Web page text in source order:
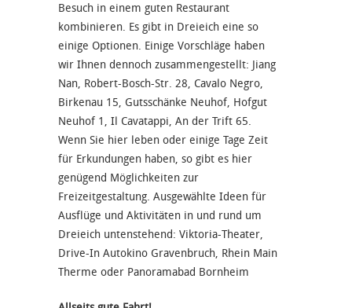
Besuch in einem guten Restaurant
kombinieren. Es gibt in Dreieich eine so
einige Optionen. Einige Vorschläge haben
wir Ihnen dennoch zusammengestellt: Jiang
Nan, Robert-Bosch-Str. 28, Cavalo Negro,
Birkenau 15, Gutsschänke Neuhof, Hofgut
Neuhof 1, Il Cavatappi, An der Trift 65.
Wenn Sie hier leben oder einige Tage Zeit
für Erkundungen haben, so gibt es hier
genügend Möglichkeiten zur
Freizeitgestaltung. Ausgewählte Ideen für
Ausflüge und Aktivitäten in und rund um
Dreieich untenstehend: Viktoria-Theater,
Drive-In Autokino Gravenbruch, Rhein Main
Therme oder Panoramabad Bornheim